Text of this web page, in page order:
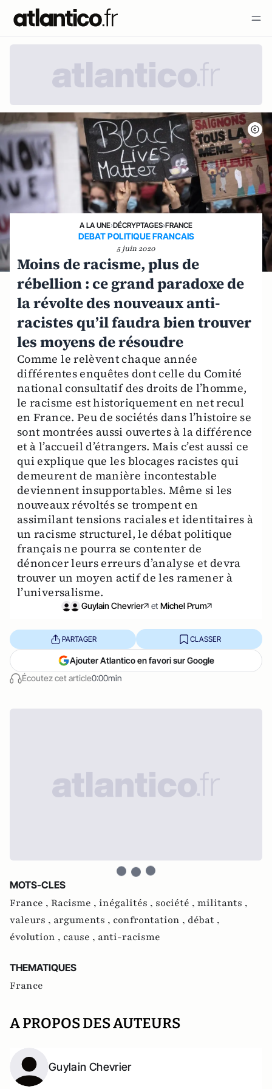
A LA UNE›DÉCRYPTAGES›FRANCE
DEBAT POLITIQUE FRANCAIS
5 juin 2020
Moins de racisme, plus de
rébellion : ce grand paradoxe de
la révolte des nouveaux anti-
racistes qu’il faudra bien trouver
les moyens de résoudre
Comme le relèvent chaque année
différentes enquêtes dont celle du Comité
national consultatif des droits de l’homme,
le racisme est historiquement en net recul
en France. Peu de sociétés dans l’histoire se
sont montrées aussi ouvertes à la différence
et à l’accueil d’étrangers. Mais c’est aussi ce
qui explique que les blocages racistes qui
demeurent de manière incontestable
deviennent insupportables. Même si les
nouveaux révoltés se trompent en
assimilant tensions raciales et identitaires à
un racisme structurel, le débat politique
français ne pourra se contenter de
dénoncer leurs erreurs d’analyse et devra
trouver un moyen actif de les ramener à
l’universalisme.
Guylain Chevrier et Michel Prum
Écoutez cet article0:00min
PARTAGER CLASSER
Ajouter Atlantico en favori sur Google
MOTS-CLES
France , Racisme , inégalités , société , militants ,
valeurs , arguments , confrontation , débat ,
évolution , cause , anti-racisme
THEMATIQUES
France
A PROPOS DES AUTEURS
Guylain Chevrier